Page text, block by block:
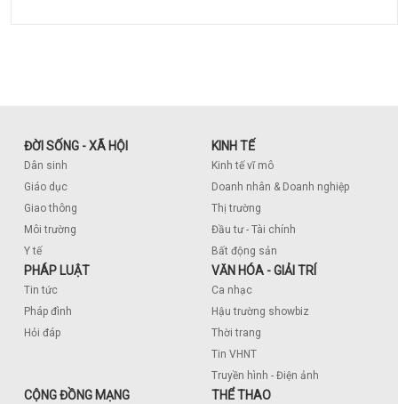
ĐỜI SỐNG - XÃ HỘI
Dân sinh
Giáo dục
Giao thông
Môi trường
Y tế
KINH TẾ
Kinh tế vĩ mô
Doanh nhân & Doanh nghiệp
Thị trường
Đầu tư - Tài chính
Bất động sản
PHÁP LUẬT
Tin tức
Pháp đình
Hỏi đáp
VĂN HÓA - GIẢI TRÍ
Ca nhạc
Hậu trường showbiz
Thời trang
Tin VHNT
Truyền hình - Điện ảnh
CỘNG ĐỒNG MẠNG THỂ THAO